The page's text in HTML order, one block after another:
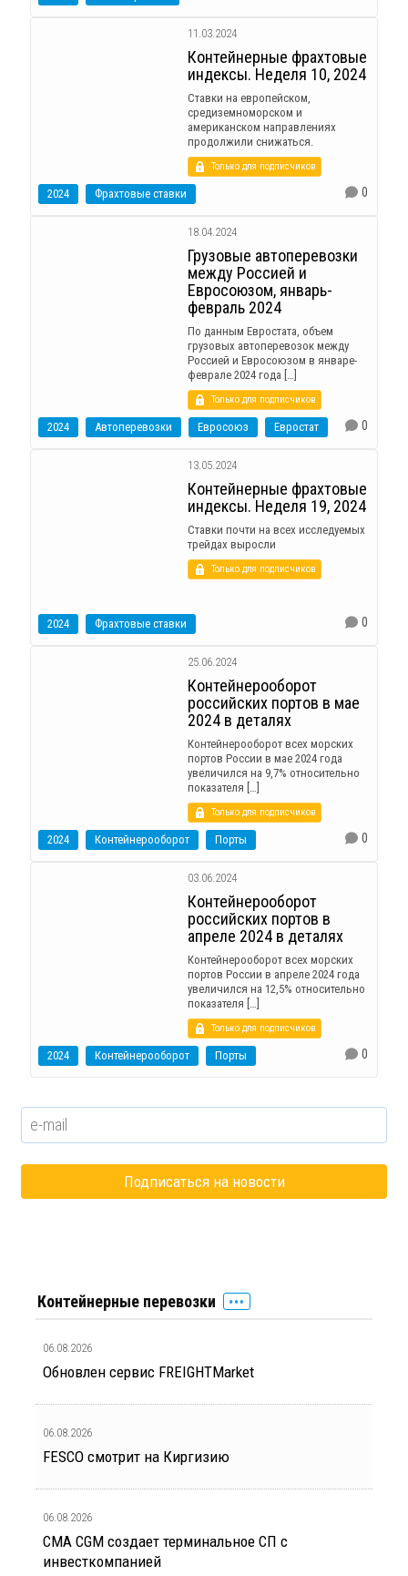
11.03.2024
Контейнерные фрахтовые
индексы. Неделя 10, 2024
Ставки на европейском,
средиземноморском и
американском направлениях
продолжили снижаться.
Только для подписчиков
2024 Фрахтовые ставки 0
18.04.2024
Грузовые автоперевозки
между Россией и
Евросоюзом, январь-
февраль 2024
По данным Евростата, объем
грузовых автоперевозок между
Россией и Евросоюзом в январе-
феврале 2024 года […]
Только для подписчиков
2024 Автоперевозки Евросоюз Евростат 0
13.05.2024
Контейнерные фрахтовые
индексы. Неделя 19, 2024
Ставки почти на всех исследуемых
трейдах выросли
Только для подписчиков
2024 Фрахтовые ставки 0
25.06.2024
Контейнерооборот
российских портов в мае
2024 в деталях
Контейнерооборот всех морских
портов России в мае 2024 года
увеличился на 9,7% относительно
показателя […]
Только для подписчиков
2024 Контейнерооборот Порты 0
03.06.2024
Контейнерооборот
российских портов в
апреле 2024 в деталях
Контейнерооборот всех морских
портов России в апреле 2024 года
увеличился на 12,5% относительно
показателя […]
Только для подписчиков
2024 Контейнерооборот Порты 0
Контейнерные перевозки
06.08.2026
Обновлен сервис FREIGHTMarket
06.08.2026
FESCO смотрит на Киргизию
06.08.2026
CMA CGM создает терминальное СП с
инвесткомпанией